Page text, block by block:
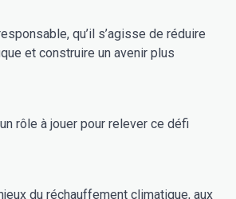
qu’il s’agisse de réduire
et construire un avenir plus
rôle à jouer pour relever ce défi